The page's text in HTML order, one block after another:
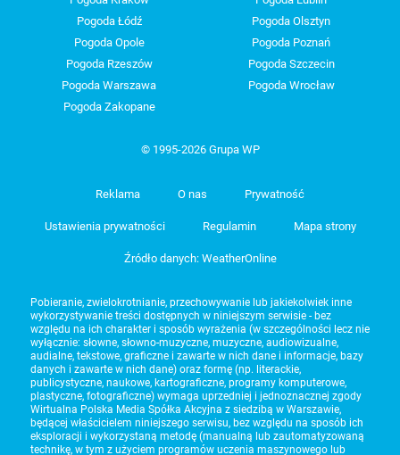
Pogoda Łódź
Pogoda Olsztyn
Pogoda Opole
Pogoda Poznań
Pogoda Rzeszów
Pogoda Szczecin
Pogoda Warszawa
Pogoda Wrocław
Pogoda Zakopane
© 1995-2026 Grupa WP
Reklama O nas Prywatność
Ustawienia prywatności Regulamin Mapa strony
Źródło danych: WeatherOnline
Pobieranie, zwielokrotnianie, przechowywanie lub jakiekolwiek inne
wykorzystywanie treści dostępnych w niniejszym serwisie - bez
względu na ich charakter i sposób wyrażenia (w szczególności lecz nie
wyłącznie: słowne, słowno-muzyczne, muzyczne, audiowizualne,
audialne, tekstowe, graficzne i zawarte w nich dane i informacje, bazy
danych i zawarte w nich dane) oraz formę (np. literackie,
publicystyczne, naukowe, kartograficzne, programy komputerowe,
plastyczne, fotograficzne) wymaga uprzedniej i jednoznacznej zgody
Wirtualna Polska Media Spółka Akcyjna z siedzibą w Warszawie,
będącej właścicielem niniejszego serwisu, bez względu na sposób ich
eksploracji i wykorzystaną metodę (manualną lub zautomatyzowaną
technikę, w tym z użyciem programów uczenia maszynowego lub